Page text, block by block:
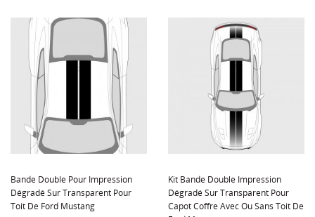
Bande Double Pour Impression
Dégradé Sur Transparent Pour
Toit De Ford Mustang
Kit Bande Double Impression
Dégradé Sur Transparent Pour
Capot Coffre Avec Ou Sans Toit De